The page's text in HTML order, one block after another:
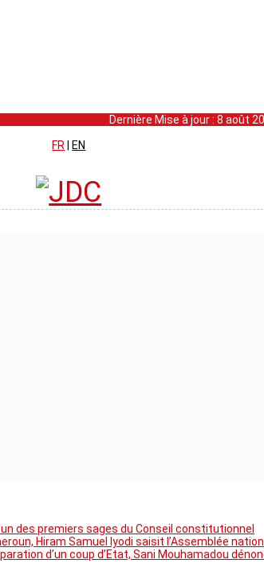
Dernière Mise à jour : 8 août
FR
EN
des premiers sages du Conseil constitutionnel
Hiram Samuel Iyodi saisit l’Assemblée
d’un coup d’Etat, Sani Mouhamadou